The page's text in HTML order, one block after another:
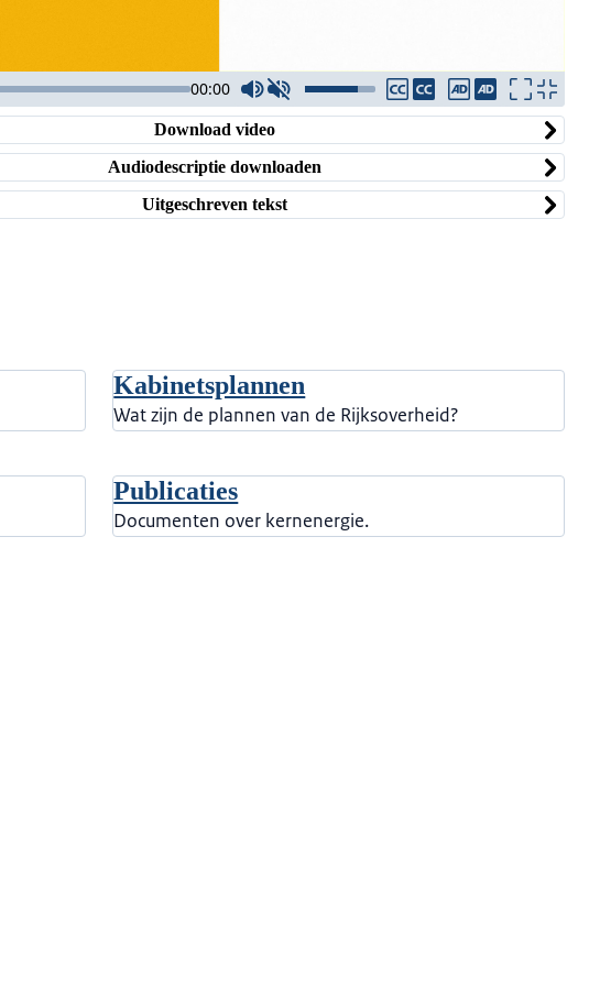
00:00
Download video
Audiodescriptie downloaden
Uitgeschreven tekst
Kabinetsplannen
Wat zijn de plannen van de Rijksoverheid?
Publicaties
Documenten over kernenergie.